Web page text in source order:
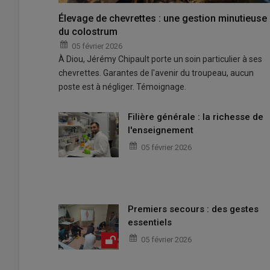
Élevage de chevrettes : une gestion minutieuse
du colostrum
05 février 2026
À Diou, Jérémy Chipault porte un soin particulier à ses
chevrettes. Garantes de l'avenir du troupeau, aucun
poste est à négliger. Témoignage.
Filière générale : la richesse de
l'enseignement
05 février 2026
Premiers secours : des gestes
essentiels
05 février 2026